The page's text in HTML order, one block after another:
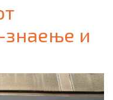
знаење и